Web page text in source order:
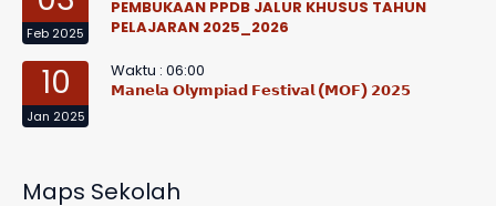
Feb 2025
PEMBUKAAN PPDB JALUR KHUSUS TAHUN
PELAJARAN 2025_2026
10
Jan 2025
Waktu : 06:00
𝗠𝗮𝗻𝗲𝗹𝗮 𝗢𝗹𝘆𝗺𝗽𝗶𝗮𝗱 𝗙𝗲𝘀𝘁𝗶𝘃𝗮𝗹 (𝗠𝗢𝗙) 𝟮𝟬𝟮𝟱
Maps Sekolah